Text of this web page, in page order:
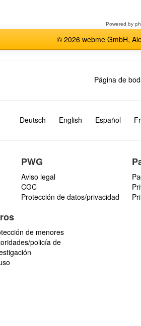
Powered by
© 2026 webme GmbH,
Página de
Deutsch English Español
PWG
Aviso legal
CGC
Protección de datos/privacidad
de menores
policía de